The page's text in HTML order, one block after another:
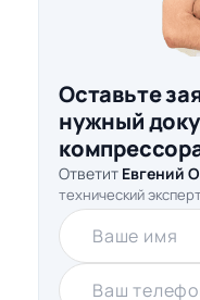
Оставьте
нужный
Ответит Евгений
технический
Ваше имя
Ваш